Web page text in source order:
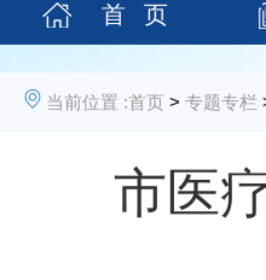
首 页
当前位置 :首页 > 专题专栏
市医